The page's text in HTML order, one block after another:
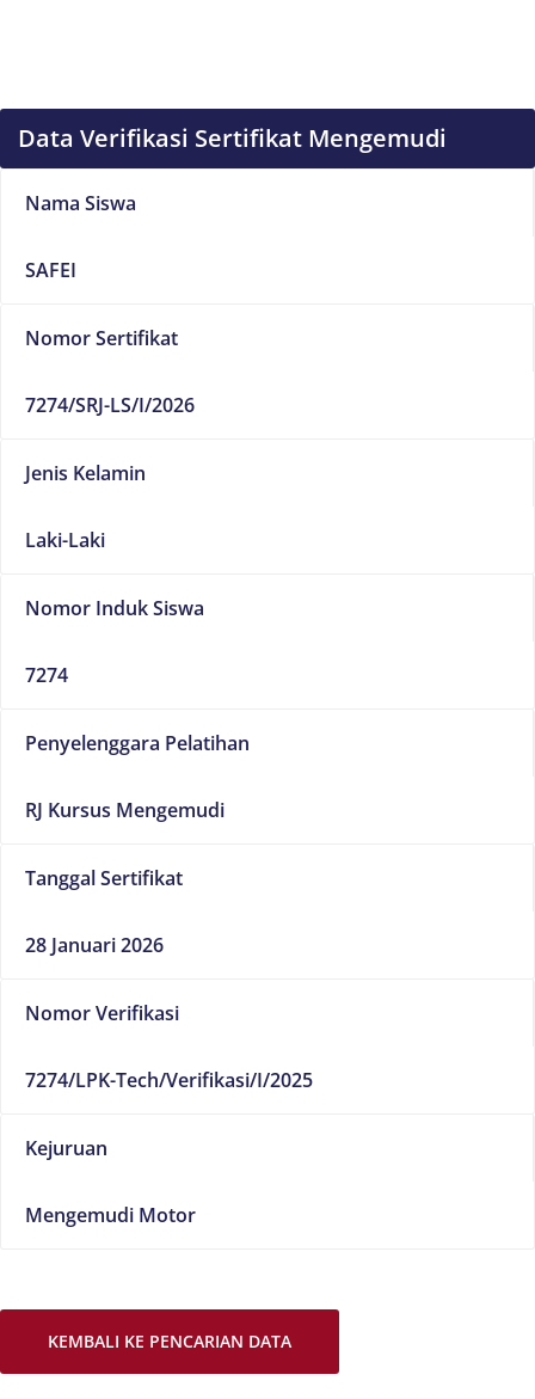
Data Verifikasi Sertifikat Mengemudi
Nama Siswa
SAFEI
Nomor Sertifikat
7274/SRJ-LS/I/2026
Jenis Kelamin
Laki-Laki
Nomor Induk Siswa
7274
Penyelenggara Pelatihan
RJ Kursus Mengemudi
Tanggal Sertifikat
28 Januari 2026
Nomor Verifikasi
7274/LPK-Tech/Verifikasi/I/2025
Kejuruan
Mengemudi Motor
KEMBALI KE PENCARIAN DATA